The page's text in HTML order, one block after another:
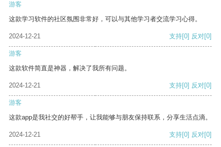
游客
这款学习软件的社区氛围非常好，可以与其他学习者交流学习心得。
2024-12-21 支持[0] 反对[0]
游客
这款软件简直是神器，解决了我所有问题。
2024-12-21 支持[0] 反对[0]
游客
这款app是我社交的好帮手，让我能够与朋友保持联系，分享生活点滴。
2024-12-21 支持[0] 反对[0]